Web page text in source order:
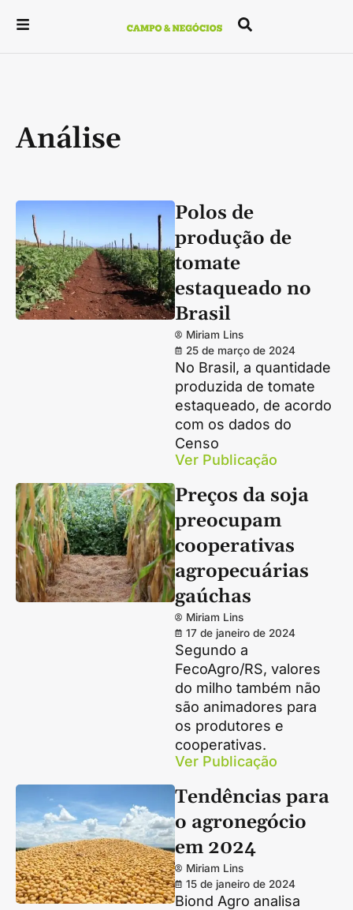
Análise
Polos de
produção de
tomate
estaqueado no
Brasil
Miriam Lins
25 de março de 2024
No Brasil, a quantidade
produzida de tomate
estaqueado, de acordo
com os dados do
Censo
Ver Publicação
Preços da soja
preocupam
cooperativas
agropecuárias
gaúchas
Miriam Lins
17 de janeiro de 2024
Segundo a
FecoAgro/RS, valores
do milho também não
são animadores para
os produtores e
cooperativas.
Ver Publicação
Tendências para
o agronegócio
em 2024
Miriam Lins
15 de janeiro de 2024
Biond Agro analisa